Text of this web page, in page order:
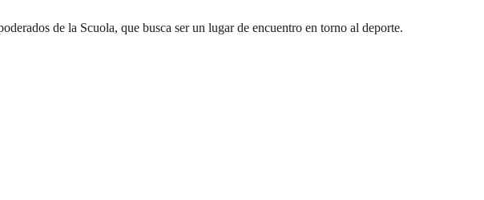
de la Scuola, que busca ser un lugar de encuentro en torno al deporte.